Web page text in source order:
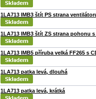
1LA713 IMB3 štít PS strana
1LA713 IMB3 štít ZS strana pohonu s
1LA713 IMB5 příruba velká FF265 s
1LA713 patka levá, dlouhá
1LA713 patka levá, krátká